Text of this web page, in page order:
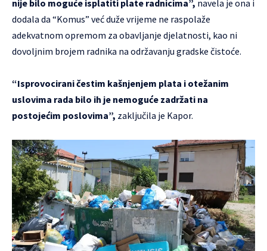
nije bilo moguće isplatiti plate radnicima”, navela je ona i
dodala da “Komus” već duže vrijeme ne raspolaže
adekvatnom opremom za obavljanje djelatnosti, kao ni
dovoljnim brojem radnika na održavanju gradske čistoće.
“Isprovocirani čestim kašnjenjem plata i otežanim
uslovima rada bilo ih je nemoguće zadržati na
postojećim poslovima”, zaključila je Kapor.